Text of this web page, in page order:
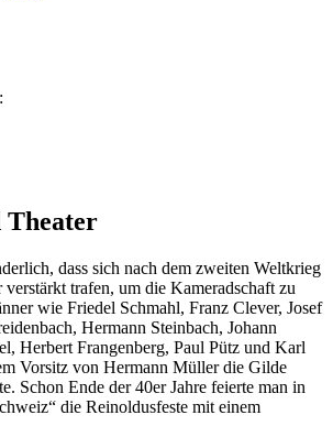
Theater
dass sich nach dem zweiten Weltkrieg
trafen, um die Kameradschaft zu
wie Friedel Schmahl, Franz Clever, Josef
Hermann Steinbach, Johann
Herbert Frangenberg, Paul Pütz und Karl
Vorsitz von Hermann Müller die Gilde
Schon Ende der 40er Jahre feierte man in
die Reinoldusfeste mit einem